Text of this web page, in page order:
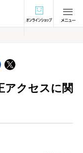
オンラインショ
アクセスに関